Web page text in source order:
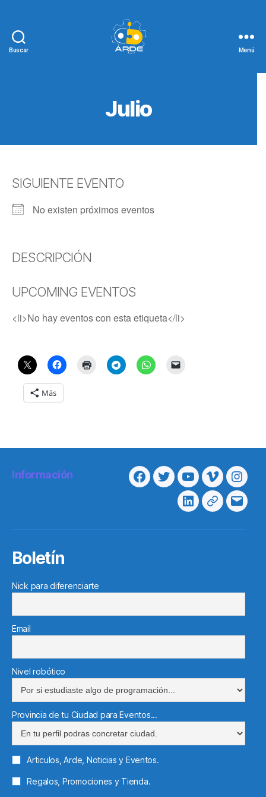
Buscar Menú
Julio
SIGUIENTE EVENTO
No existen próximos eventos
DESCRIPCIÓN
UPCOMING EVENTOS
<li>No hay eventos con esta etiqueta</li>
Más
Información
Facebook
TwitterYoutubeVimeo
LinkedinTelegram
Boletín
Nick para diferenciarte
Email
Nivel robótico
Provincia de tu Ciudad para Eventos...
Articulos, Arde, Noticias y Eventos.
Regalos, Promociones y Tienda.